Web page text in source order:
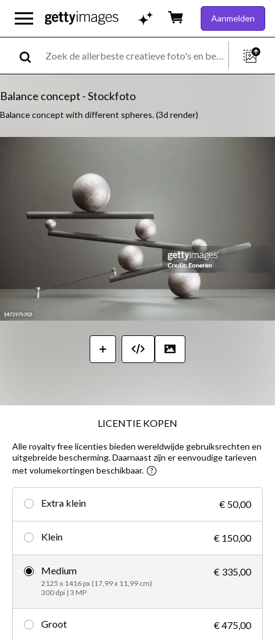
Aanmelden
Balance concept - Stockfoto
Balance concept with different spheres. (3d render)
LICENTIE KOPEN
Alle royalty free licenties bieden wereldwijde gebruiksrechten en
uitgebreide bescherming. Daarnaast zijn er eenvoudige tarieven
met volumekortingen beschikbaar.
Extra klein € 50,00
Klein € 150,00
Medium
2125 x 1416 px (17,99 x 11,99 cm)
300 dpi | 3 MP
€ 335,00
Groot € 475,00